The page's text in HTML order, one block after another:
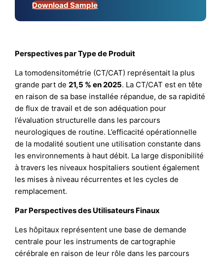
Download Sample
Perspectives par Type de Produit
La tomodensitométrie (CT/CAT) représentait la plus
grande part de21,5 % en 2025. La CT/CAT est en tête
en raison de sa base installée répandue, de sa rapidité
de flux de travail et de son adéquation pour
l’évaluation structurelle dans les parcours
neurologiques de routine. L’efficacité opérationnelle
de la modalité soutient une utilisation constante dans
les environnements à haut débit. La large disponibilité
à travers les niveaux hospitaliers soutient également
les mises à niveau récurrentes et les cycles de
remplacement.
Par Perspectives des Utilisateurs Finaux
Les hôpitaux représentent une base de demande
centrale pour les instruments de cartographie
cérébrale en raison de leur rôle dans les parcours